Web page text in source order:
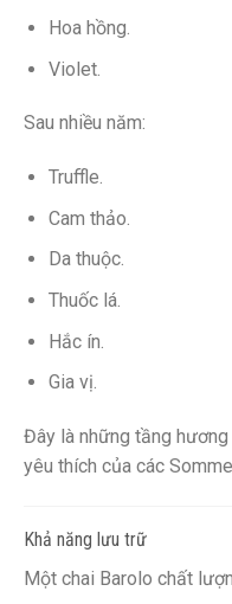
Hoa hồng.
Violet.
Sau nhiều năm:
Truffle.
Cam thảo.
Da thuộc.
Thuốc lá.
Hắc ín.
Gia vị.
Đây là những tầng
yêu thích của các
Khả năng lưu trữ
Một chai Barolo chất